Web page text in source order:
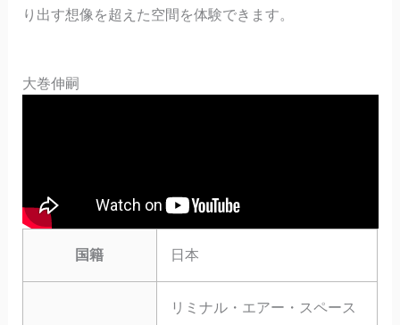
り出す想像を超えた空間を体験できます。
大巻伸嗣
国籍 日本
リミナル・エアー・スペース